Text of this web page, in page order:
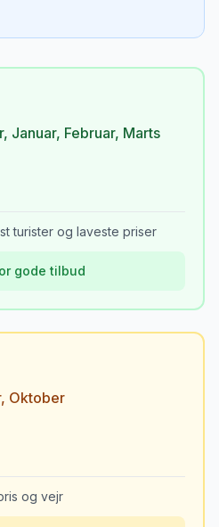
, Januar, Februar, Marts
turister og laveste priser
gode tilbud
, Oktober
og vejr